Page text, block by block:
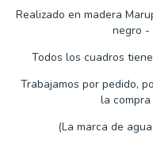
Realizado en madera
negro -
Todos los cuadros
Trabajamos por pedido,
la
(La marca de